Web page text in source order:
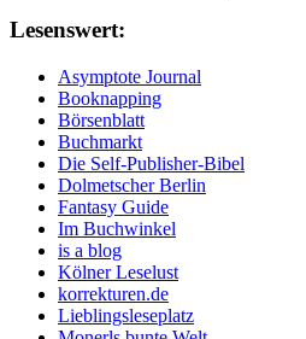
Lesenswert:
Asymptote Journal
Booknapping
Börsenblatt
Buchmarkt
Die Self-Publisher-Bibel
Dolmetscher Berlin
Fantasy Guide
Im Buchwinkel
is a blog
Kölner Leselust
korrekturen.de
Lieblingsleseplatz